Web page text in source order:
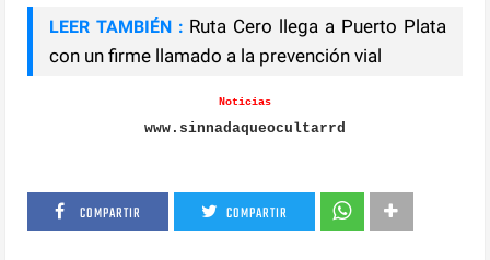
LEER TAMBIÉN : Ruta Cero llega a Puerto Plata
con un firme llamado a la prevención vial
Noticias
www.sinnadaqueocultarrd
COMPARTIR COMPARTIR